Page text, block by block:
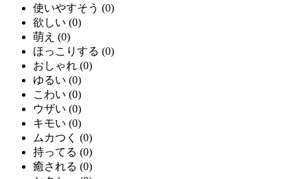
使いやすそう (0)
欲しい (0)
萌え (0)
ほっこりする (0)
おしゃれ (0)
ゆるい (0)
こわい (0)
ウザい (0)
キモい (0)
ムカつく (0)
持ってる (0)
癒される (0)